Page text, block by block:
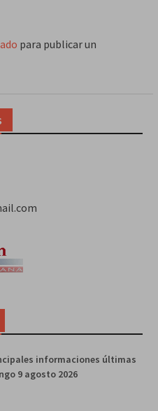
para publicar un
informaciones últimas
9 agosto 2026